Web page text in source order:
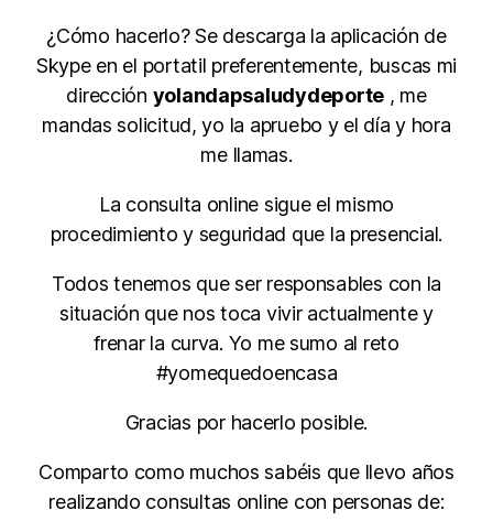
¿Cómo hacerlo? Se descarga la aplicación de
Skype en el portatil preferentemente, buscas mi
dirección yolandapsaludydeporte , me
mandas solicitud, yo la apruebo y el día y hora
me llamas.
La consulta online sigue el mismo
procedimiento y seguridad que la presencial.
Todos tenemos que ser responsables con la
situación que nos toca vivir actualmente y
frenar la curva. Yo me sumo al reto
#yomequedoencasa
Gracias por hacerlo posible.
Comparto como muchos sabéis que llevo años
realizando consultas online con personas de: